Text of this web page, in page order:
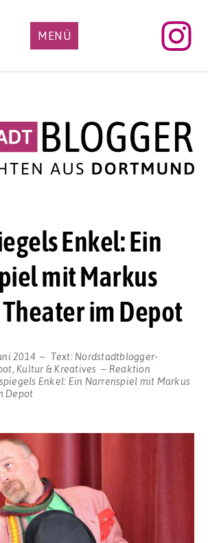
MENÜ
Enkel: Ein
mit Markus
im Depot
2014 Text: Nordstadtblogger-
, Kultur & Kreatives
Reaktion
Enkel: Ein Narrenspiel mit Markus
Depot